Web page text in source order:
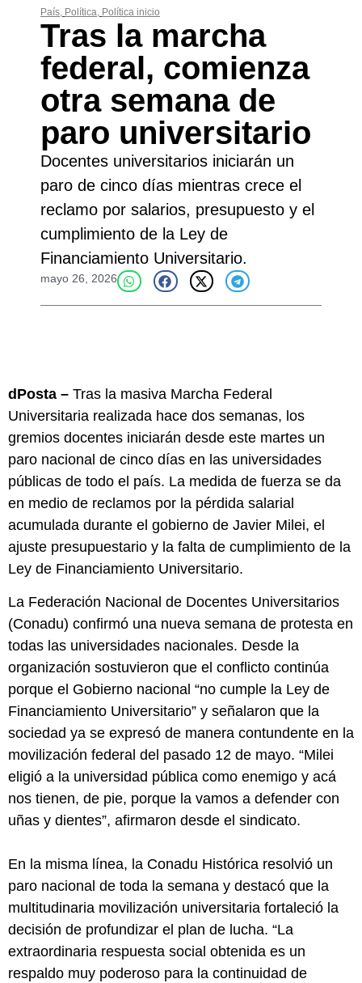
País, Política, Política inicio
Tras la marcha
federal, comienza
otra semana de
paro universitario
Docentes universitarios iniciarán un
paro de cinco días mientras crece el
reclamo por salarios, presupuesto y el
cumplimiento de la Ley de
Financiamiento Universitario.
mayo 26, 2026
dPosta – Tras la masiva Marcha Federal
Universitaria realizada hace dos semanas, los
gremios docentes iniciarán desde este martes un
paro nacional de cinco días en las universidades
públicas de todo el país. La medida de fuerza se da
en medio de reclamos por la pérdida salarial
acumulada durante el gobierno de Javier Milei, el
ajuste presupuestario y la falta de cumplimiento de la
Ley de Financiamiento Universitario.
La Federación Nacional de Docentes Universitarios
(Conadu) confirmó una nueva semana de protesta en
todas las universidades nacionales. Desde la
organización sostuvieron que el conflicto continúa
porque el Gobierno nacional “no cumple la Ley de
Financiamiento Universitario” y señalaron que la
sociedad ya se expresó de manera contundente en la
movilización federal del pasado 12 de mayo. “Milei
eligió a la universidad pública como enemigo y acá
nos tienen, de pie, porque la vamos a defender con
uñas y dientes”, afirmaron desde el sindicato.
En la misma línea, la Conadu Histórica resolvió un
paro nacional de toda la semana y destacó que la
multitudinaria movilización universitaria fortaleció la
decisión de profundizar el plan de lucha. “La
extraordinaria respuesta social obtenida es un
respaldo muy poderoso para la continuidad de